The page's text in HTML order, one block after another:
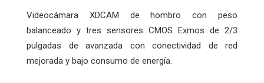
Videocámara XDCAM de hombro con peso
balanceado y tres sensores CMOS Exmos de 2/3
pulgadas de avanzada con conectividad de red
mejorada y bajo consumo de energía.